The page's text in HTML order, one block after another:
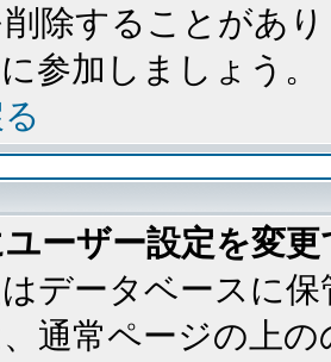
除することがあ
参加しましょう。
ーザー設定を変
データベースに
通常ページの上